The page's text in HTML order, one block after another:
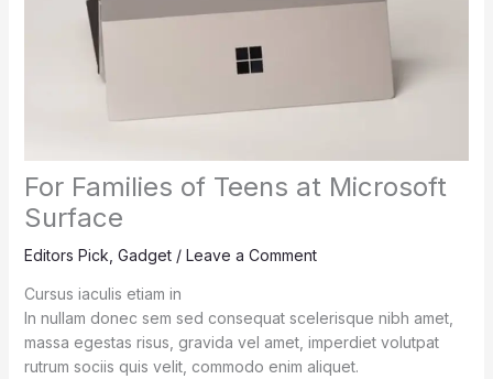
For Families of Teens at Microsoft
Surface
Editors Pick Gadget/ Leave a Comment
Cursus iaculis etiam in
In nullam donec sem sed consequat scelerisque nibh amet,
massa egestas risus, gravida vel amet, imperdiet volutpat
rutrum sociis quis velit, commodo enim aliquet.